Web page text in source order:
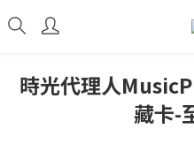
時光代理人
藏卡-